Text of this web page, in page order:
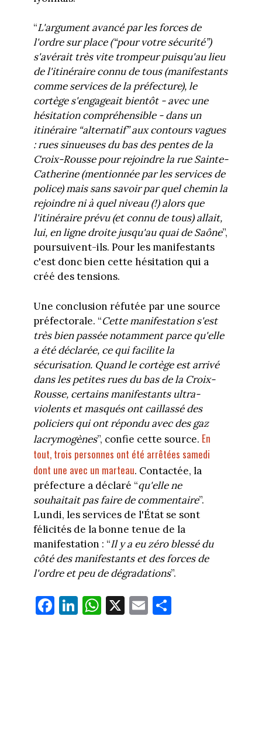
“L'argument avancé par les forces de
l'ordre sur place (“pour votre sécurité”)
s'avérait très vite trompeur puisqu'au lieu
de l'itinéraire connu de tous (manifestants
comme services de la préfecture), le
cortège s'engageait bientôt - avec une
hésitation compréhensible - dans un
itinéraire “alternatif” aux contours vagues
: rues sinueuses du bas des pentes de la
Croix-Rousse pour rejoindre la rue Sainte-
Catherine (mentionnée par les services de
police) mais sans savoir par quel chemin la
rejoindre ni à quel niveau (!) alors que
l'itinéraire prévu (et connu de tous) allait,
lui, en ligne droite jusqu'au quai de Saône”,
poursuivent-ils. Pour les manifestants
c'est donc bien cette hésitation qui a
créé des tensions.
Une conclusion réfutée par une source
préfectorale. “Cette manifestation s'est
très bien passée notamment parce qu'elle
a été déclarée, ce qui facilite la
sécurisation. Quand le cortège est arrivé
dans les petites rues du bas de la Croix-
Rousse, certains manifestants ultra-
violents et masqués ont caillassé des
policiers qui ont répondu avec des gaz
lacrymogènes”, confie cette source. En
tout, trois personnes ont été arrêtées samedi
dont une avec un marteau. Contactée, la
préfecture a déclaré “qu'elle ne
souhaitait pas faire de commentaire”.
Lundi, les services de l'État se sont
félicités de la bonne tenue de la
manifestation : “Il y a eu zéro blessé du
côté des manifestants et des forces de
l'ordre et peu de dégradations”.
Fa
ce
Li
nk
W
ha
X E
m
Pa